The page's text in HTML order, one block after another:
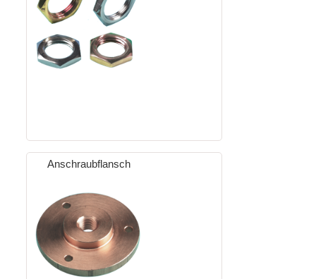
Anschraubflansch